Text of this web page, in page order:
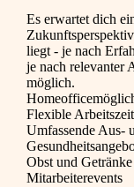
Es erwartet dich
liegt - je nach
je nach relevanter
möglich.
Flexible
Umfassende Aus-
Obst und Getränke
Mitarbeiterevents